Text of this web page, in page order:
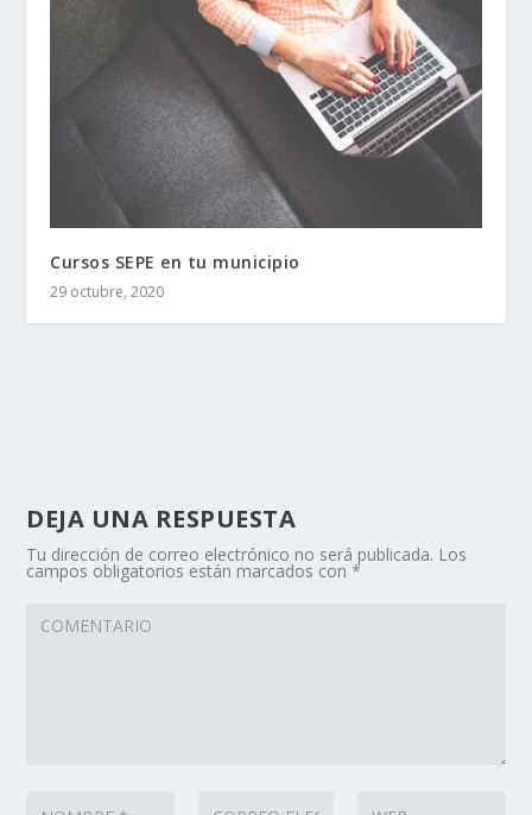
Cursos SEPE en tu municipio
29 octubre, 2020
DEJA UNA RESPUESTA
Tu dirección de correo electrónico no será publicada. Los
campos obligatorios están marcados con*